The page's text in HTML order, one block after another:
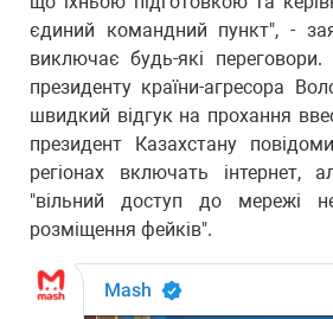
єдиний командний пункт", -
виключає будь-які
президенту країни-агресора
швидкий відгук на прохання
президент Казахстану
регіонах включать інтернет,
"вільний доступ до мережі
розміщення фейків".